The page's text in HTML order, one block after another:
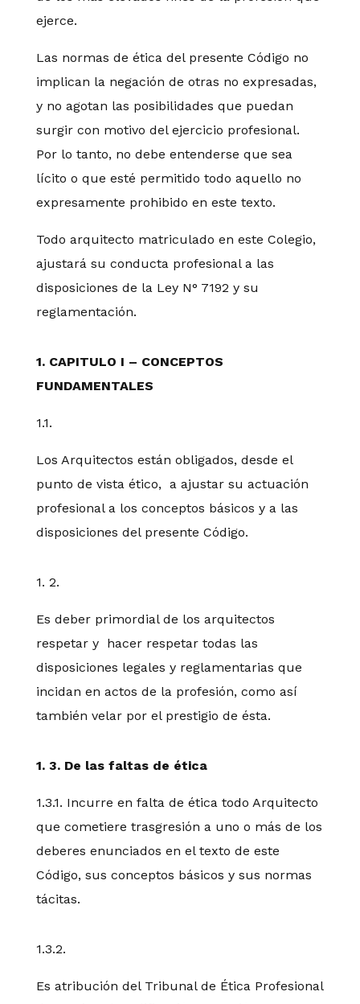
ejerce.
Las normas de ética del presente Código no
implican la negación de otras no expresadas,
y no agotan las posibilidades que puedan
surgir con motivo del ejercicio profesional.
Por lo tanto, no debe entenderse que sea
lícito o que esté permitido todo aquello no
expresamente prohibido en este texto.
Todo arquitecto matriculado en este Colegio,
ajustará su conducta profesional a las
disposiciones de la Ley N° 7192 y su
reglamentación.
1. CAPITULO I – CONCEPTOS
FUNDAMENTALES
1.1.
Los Arquitectos están obligados, desde el
punto de vista ético, a ajustar su actuación
profesional a los conceptos básicos y a las
disposiciones del presente Código.
1. 2.
Es deber primordial de los arquitectos
respetar y hacer respetar todas las
disposiciones legales y reglamentarias que
incidan en actos de la profesión, como así
también velar por el prestigio de ésta.
1. 3. De las faltas de ética
1.3.1. Incurre en falta de ética todo Arquitecto
que cometiere trasgresión a uno o más de los
deberes enunciados en el texto de este
Código, sus conceptos básicos y sus normas
tácitas.
1.3.2.
Es atribución del Tribunal de Ética Profesional